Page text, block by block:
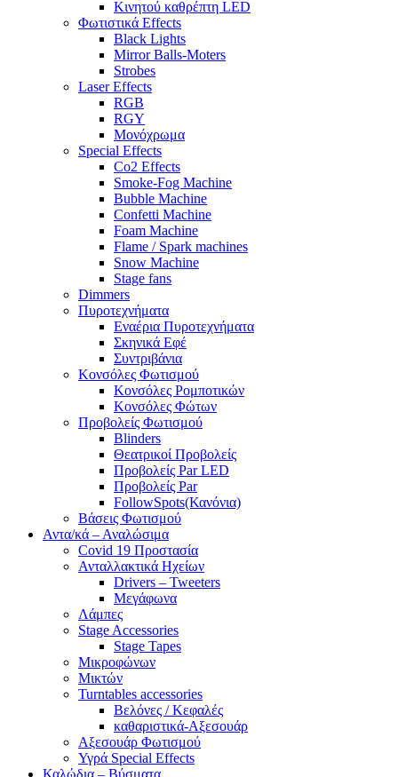
Κινητού καθρέπτη LED
Φωτιστικά Effects
Black Lights
Mirror Balls-Moters
Strobes
Laser Effects
RGB
RGY
Μονόχρωμα
Special Effects
Co2 Effects
Smoke-Fog Machine
Bubble Machine
Confetti Machine
Foam Machine
Flame / Spark machines
Snow Machine
Stage fans
Dimmers
Πυροτεχνήματα
Εναέρια Πυροτεχνήματα
Σκηνικά Εφέ
Συντριβάνια
Κονσόλες Φωτισμού
Κονσόλες Ρομποτικών
Κονσόλες Φώτων
Προβολείς Φωτισμού
Blinders
Θεατρικοί Προβολείς
Προβολείς Par LED
Προβολείς Par
FollowSpots(Κανόνια)
Βάσεις Φωτισμού
Αντα/κά – Αναλώσιμα
Covid 19 Προστασία
Ανταλλακτικά Ηχείων
Drivers – Tweeters
Μεγάφωνα
Λάμπες
Stage Accessories
Stage Tapes
Μικροφώνων
Μικτών
Turntables accessories
Βελόνες / Κεφαλές
καθαριστικά-Αξεσουάρ
Αξεσουάρ Φωτισμού
Υγρά Special Effects
Καλώδια – Βύσματα